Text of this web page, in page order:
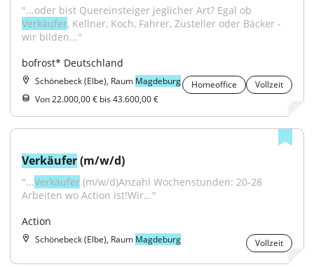
Verkäufer, Kellner, Koch, Fahrer, Zusteller oder Bäcker -
wir bilden..."
bofrost* Deutschland
Schönebeck (Elbe), Raum Magdeburg Homeoffice
Vollzeit
Von 22.000,00 € bis 43.600,00 €
Verkäufer (m/w/d)
"...Verkäufer (m/w/d)Anzahl Wochenstunden: 20-28
Arbeiten wo Action ist!Wir..."
Action
Schönebeck (Elbe), Raum Magdeburg Vollzeit